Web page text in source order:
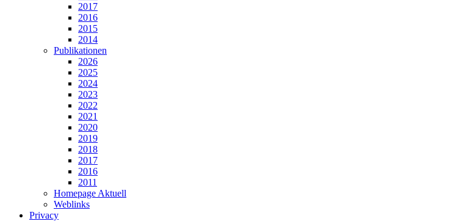
2017
2016
2015
2014
Publikationen
2026
2025
2024
2023
2022
2021
2020
2019
2018
2017
2016
2011
Homepage Aktuell
Weblinks
Privacy